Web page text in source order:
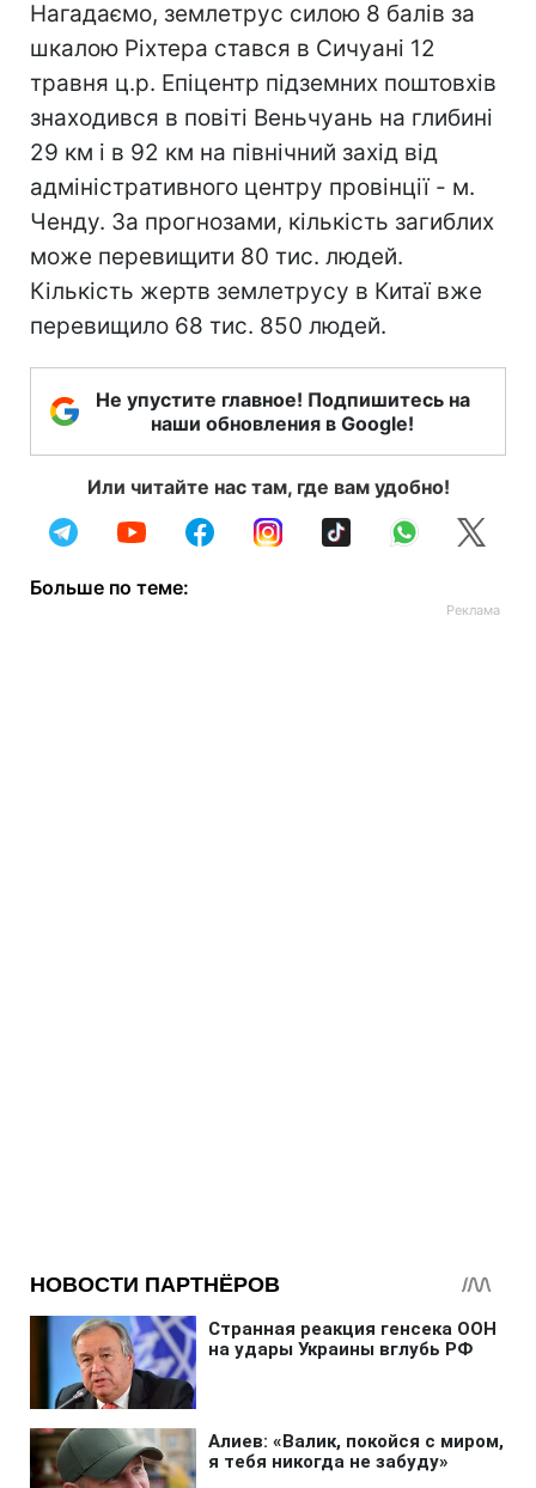
Нагадаємо, землетрус силою 8 балів за
шкалою Ріхтера стався в Сичуані 12
травня ц.р. Епіцентр підземних поштовхів
знаходився в повіті Веньчуань на глибині
29 км і в 92 км на північний захід від
адміністративного центру провінції - м.
Ченду. За прогнозами, кількість загиблих
може перевищити 80 тис. людей.
Кількість жертв землетрусу в Китаї вже
перевищило 68 тис. 850 людей.
Не упустите главное! Подпишитесь на
наши обновления в Google!
Или читайте нас там, где вам удобно!
Больше по теме: